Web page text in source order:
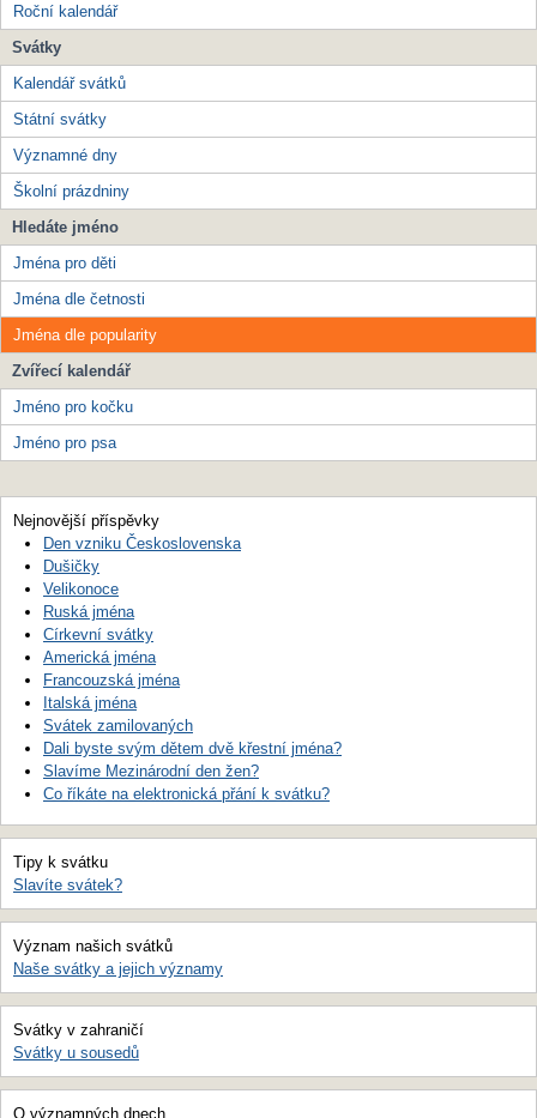
Roční kalendář
Svátky
Kalendář svátků
Státní svátky
Významné dny
Školní prázdniny
Hledáte jméno
Jména pro děti
Jména dle četnosti
Jména dle popularity
Zvířecí kalendář
Jméno pro kočku
Jméno pro psa
Nejnovější příspěvky
Den vzniku Československa
Dušičky
Velikonoce
Ruská jména
Církevní svátky
Americká jména
Francouzská jména
Italská jména
Svátek zamilovaných
Dali byste svým dětem dvě křestní jména?
Slavíme Mezinárodní den žen?
Co říkáte na elektronická přání k svátku?
Tipy k svátku
Slavíte svátek?
Význam našich svátků
Naše svátky a jejich významy
Svátky v zahraničí
Svátky u sousedů
O významných dnech